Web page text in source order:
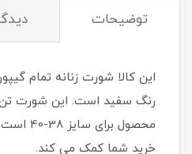
توضیحات
این کالا شورت زنانه تمام
رنگ سفید است. این شورت تن
محصول
خرید شما کمک می کند.